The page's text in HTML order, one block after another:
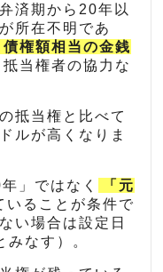
済期から20年以
所在不明であ
債権額相当の金銭
当権者の協力な
抵当権と比べて
ルが高くなりま
」ではなく
「元
いることが条件で
い場合は設定日
なす）。